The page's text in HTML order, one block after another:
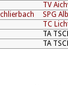
TV
SPG
TC
TA
TA